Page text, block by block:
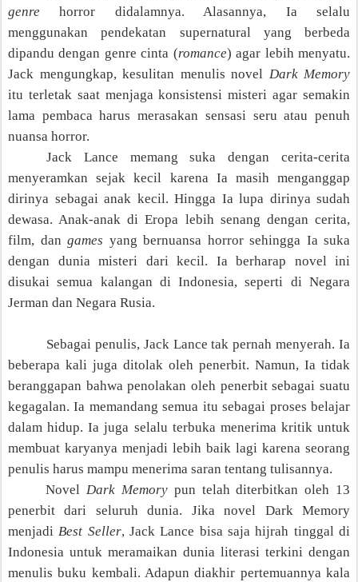
genre horror didalamnya. Alasannya, Ia selalu
menggunakan pendekatan supernatural yang berbeda
dipandu dengan genre cinta (romance) agar lebih menyatu.
Jack mengungkap, kesulitan menulis novel Dark Memory
itu terletak saatmenjaga konsistensi misteri agar semakin
lama pembaca harus merasakan sensasi seru atau penuh
nuansa horror.
Jack Lance memang suka dengan cerita-cerita
menyeramkan sejak kecil karena Ia masih menganggap
dirinya sebagai anak kecil. Hingga Ia lupa dirinya sudah
dewasa. Anak-anak di Eropa lebih senang dengan cerita,
film, dan games yang bernuansa horror sehingga Ia suka
dengan dunia misteri dari kecil. Ia berharap novel ini
disukai semua kalangan di Indonesia, seperti di Negara
Jerman dan Negara Rusia.
Sebagai penulis, Jack Lance tak pernah menyerah. Ia
beberapa kali juga ditolak oleh penerbit. Namun, Ia tidak
beranggapan bahwa penolakan oleh penerbit sebagai suatu
kegagalan. Ia memandang semua itu sebagai proses belajar
dalam hidup. Ia juga selalu terbuka menerima kritik untuk
membuat karyanya menjadi lebih baik lagi karena seorang
penulis harus mampu menerima saran tentang tulisannya.
NovelDark Memory pun telah diterbitkan oleh 13
penerbit dari seluruh dunia. Jika novel Dark Memory
menjadiBest Seller, Jack Lance bisa saja hijrah tinggal di
Indonesia untuk meramaikan dunia literasi terkini dengan
menulis buku kembali. Adapun diakhir pertemuannya kala